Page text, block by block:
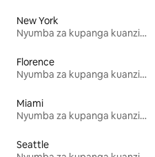
New York
Nyumba za kupanga kuanzia mwezi mmoja
Florence
Nyumba za kupanga kuanzia mwezi mmoja
Miami
Nyumba za kupanga kuanzia mwezi mmoja
Seattle